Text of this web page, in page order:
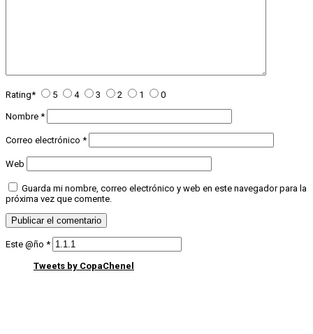
Rating* 5 4 3 2 1 0
Nombre *
Correo electrónico *
Web
Guarda mi nombre, correo electrónico y web en este navegador para la
próxima vez que comente.
Este @ño *
Tweets by CopaChenel